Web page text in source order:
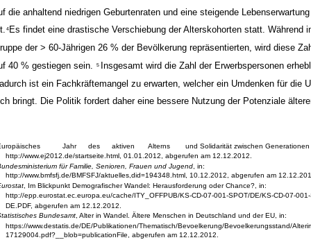
die anhaltend niedrigen Geburtenraten und eine steigende
4 Es findet eine drastische Verschiebung der Alterskohorten statt. Während
der > 60-Jährigen 26 % der Bevölkerung repräsentierten, wird diese
40 % gestiegen sein.
5
Insgesamt wird die Zahl der Erwerbspersonen
ist ein Fachkräftemangel zu erwarten, welcher ein Umdenken für die
bringt. Die Politik fordert daher eine bessere Nutzung der Potenziale
Jahr des aktiven Alterns
und Solidarität zwischen
http://www.ej2012.de/startseite.html, 01.01.2012, abgerufen am 12.12.2012.
für Familie, Senioren, Frauen und Jugend, in:
http://www.bmfsfj.de/BMFSFJ/aktuelles,did=194348.html, 10.12.2012, abgerufen am
, Im Blickpunkt Demografischer Wandel: Herausforderung oder Chance?, in:
http://epp.eurostat.ec.europa.eu/cache/ITY_OFFPUB/KS-CD-07-001-SPOT/DE/KS-CD-07-001-
DE.PDF, abgerufen am 12.12.2012.
Bundesamt, Alter in Wandel. Ältere Menschen in Deutschland und der EU, in:
https://www.destatis.de/DE/Publikationen/Thematisch/Bevoelkerung/Bevoelkerungsstand/
17129004.pdf?__blob=publicationFile, abgerufen am 12.12.2012.